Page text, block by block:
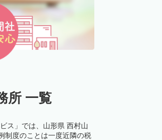
所 一覧
ス」では、山形県 西村山
制度のことは一度近隣の税